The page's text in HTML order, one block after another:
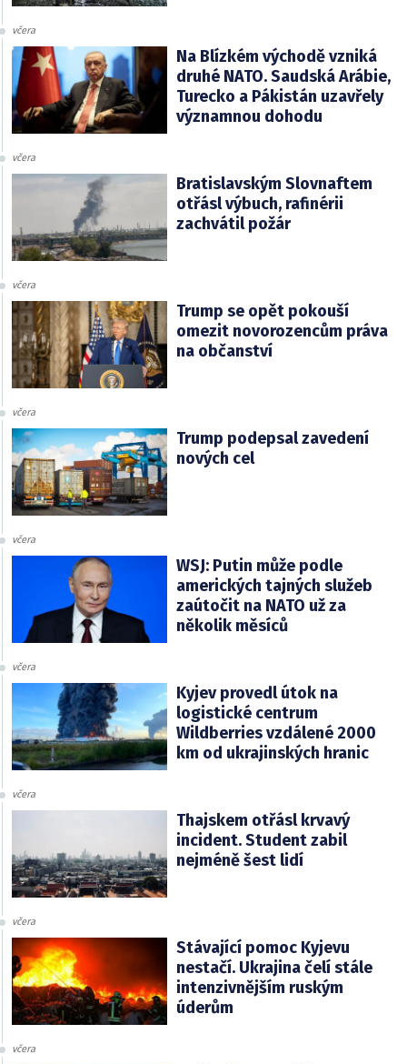
včera
Na Blízkém východě vzniká
druhé NATO. Saudská Arábie,
Turecko a Pákistán uzavřely
významnou dohodu
včera
Bratislavským Slovnaftem
otřásl výbuch, rafinérii
zachvátil požár
včera
Trump se opět pokouší
omezit novorozencům práva
na občanství
včera
Trump podepsal zavedení
nových cel
včera
WSJ: Putin může podle
amerických tajných služeb
zaútočit na NATO už za
několik měsíců
včera
Kyjev provedl útok na
logistické centrum
Wildberries vzdálené 2000
km od ukrajinských hranic
včera
Thajskem otřásl krvavý
incident. Student zabil
nejméně šest lidí
včera
Stávající pomoc Kyjevu
nestačí. Ukrajina čelí stále
intenzivnějším ruským
úderům
včera